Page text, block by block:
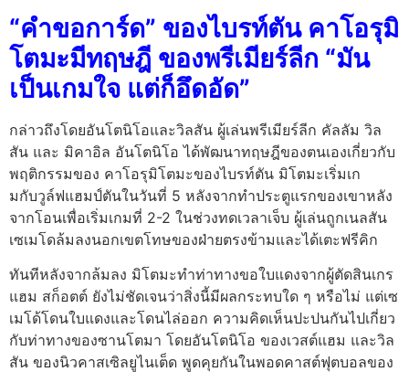
“คำขอการ์ด” ของไบรท์ตัน คาโอรุมิ
โตมะมีทฤษฎี ของพรีเมียร์ลีก “มัน
เป็นเกมใจ แต่ก็อึดอัด”
กล่าวถึงโดยอันโตนิโอและวิลสัน ผู้เล่นพรีเมียร์ลีก คัลลัม วิล
สัน และ มิคาอิล อันโตนิโอ ได้พัฒนาทฤษฎีของตนเองเกี่ยวกับ
พฤติกรรมของ คาโอรุมิโตมะของไบรท์ตัน มิโตมะเริ่มเก
มกับวูล์ฟแฮมป์ตันในวันที่ 5 หลังจากทำประตูแรกของเขาหลัง
จากโอนเพื่อเริ่มเกมที่ 2-2 ในช่วงทดเวลาเจ็บ ผู้เล่นถูกเนลสัน
เซเมโดล้มลงนอกเขตโทษของฝ่ายตรงข้ามและได้เตะฟรีคิก
ทันทีหลังจากล้มลง มิโตมะทำท่าทางขอใบแดงจากผู้ตัดสินเกร
แฮม สก็อตต์ ยังไม่ชัดเจนว่าสิ่งนี้มีผลกระทบใด ๆ หรือไม่ แต่เซ
เมโด้โดนใบแดงและโดนไล่ออก ความคิดเห็นปะปนกันไปเกี่ยว
กับท่าทางของซานโตมา โดยอันโตนิโอ ของเวสต์แฮม และวิล
สัน ของนิวคาสเซิลยูไนเต็ด พูดคุยกันในพอดคาสต์ฟุตบอลของ